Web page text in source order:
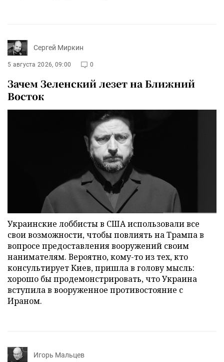
Сергей Миркин
5 августа 2026, 09:00 0
Зачем Зеленский лезет на Ближний
Восток
Украинские лоббисты в США использовали все
свои возможности, чтобы повлиять на Трампа в
вопросе предоставления вооружений своим
нанимателям. Вероятно, кому-то из тех, кто
консультирует Киев, пришла в голову мысль:
хорошо бы продемонстрировать, что Украина
вступила в вооруженное противостояние с
Ираном.
Игорь Мальцев